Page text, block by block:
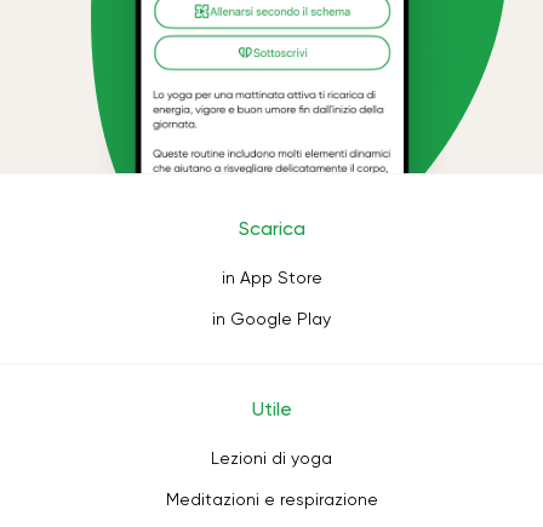
Scarica
in App Store
in Google Play
Utile
Lezioni di yoga
Meditazioni e respirazione